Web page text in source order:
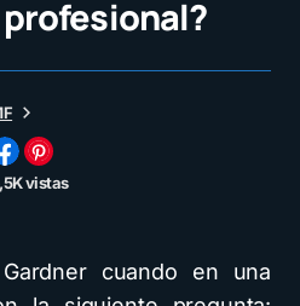
vistas
cuando en una